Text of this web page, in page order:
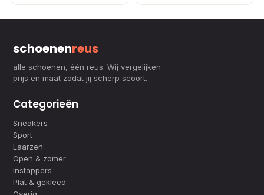
schoenenreus
alle schoenen, één reus. Wij vergelijken
prijs en maat zodat jij scherp scoort.
Categorieën
Sneakers
Sport
Laarzen
Open & zomer
Instappers
Plat & gekleed